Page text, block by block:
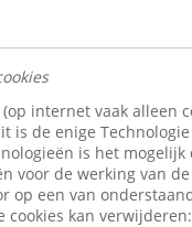
internet vaak alleen
is de enige
is het
voor de werking van
op een van
kan verwijderen: